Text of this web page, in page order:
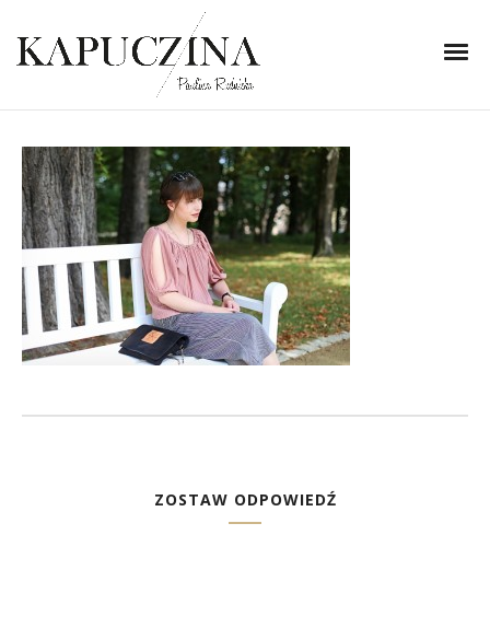
10 września 2015
IMG_0438
Written by
ZOSTAW ODPOWIEDŹ